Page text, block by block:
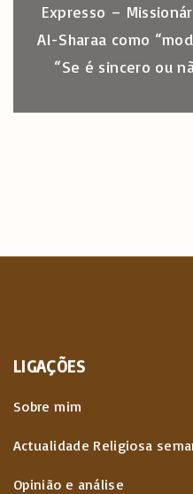
Expresso –
Al-Sharaa como
“Se é sincero ou
LIGAÇÕES
Sobre mim
Actualidade Religiosa
Opinião e análise